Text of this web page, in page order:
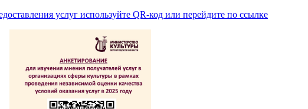
услуг используйте QR-код или перейдите по ссылке